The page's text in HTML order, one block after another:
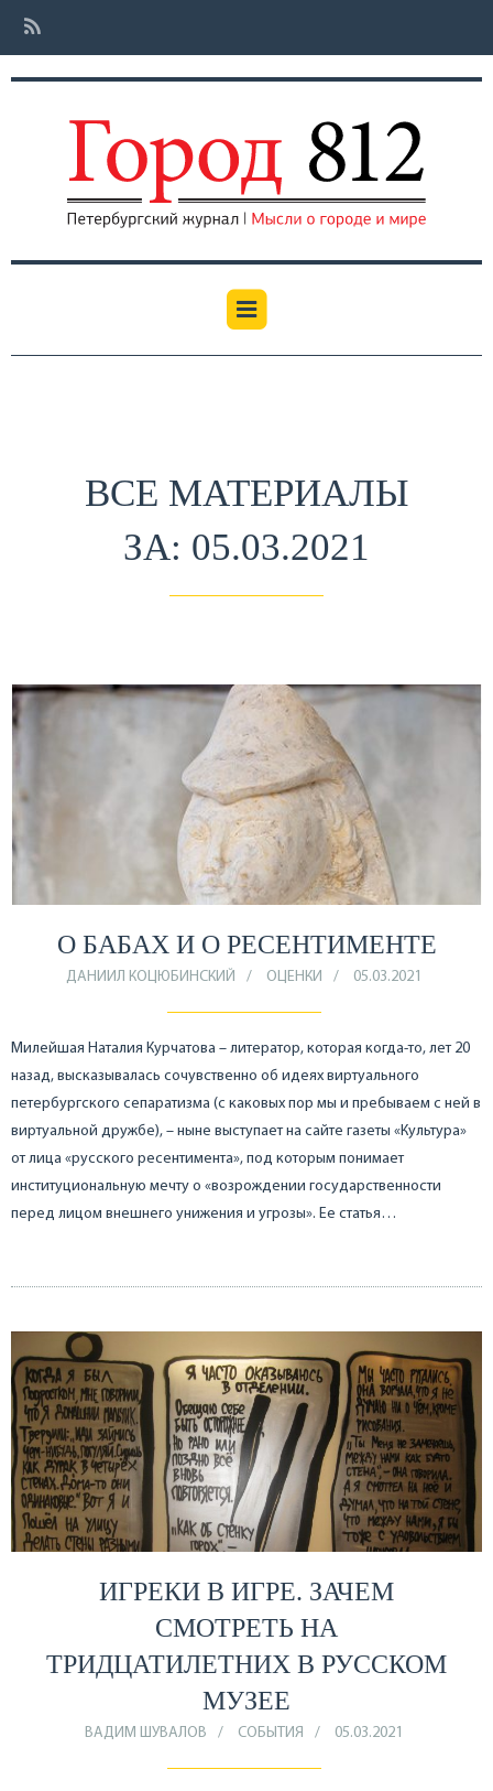
ВСЕ МАТЕРИАЛЫ
ЗА: 05.03.2021
О БАБАХ И О РЕСЕНТИМЕНТЕ
ДАНИИЛ КОЦЮБИНСКИЙ ОЦЕНКИ 05.03.2021
Милейшая Наталия Курчатова – литератор, которая когда-то, лет 20
назад, высказывалась сочувственно об идеях виртуального
петербургского сепаратизма (с каковых пор мы и пребываем с ней в
виртуальной дружбе), – ныне выступает на сайте газеты «Культура»
от лица «русского ресентимента», под которым понимает
институциональную мечту о «возрождении государственности
перед лицом внешнего унижения и угрозы». Ее статья…
ИГРЕКИ В ИГРЕ. ЗАЧЕМ
СМОТРЕТЬ НА
ТРИДЦАТИЛЕТНИХ В РУССКОМ
МУЗЕЕ
ВАДИМ ШУВАЛОВ СОБЫТИЯ 05.03.2021